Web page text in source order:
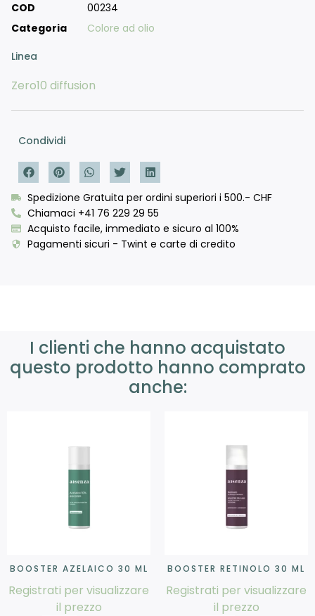
COD
00234
Categoria
Colore ad olio
Linea
Zero10 diffusion
Condividi
Spedizione Gratuita per ordini superiori i 500.- CHF
Chiamaci +41 76 229 29 55
Acquisto facile, immediato e sicuro al 100%
Pagamenti sicuri - Twint e carte di credito
I clienti che hanno acquistato
questo prodotto hanno comprato
anche:
BOOSTER AZELAICO 30 ML
Registrati per visualizzare
il prezzo
BOOSTER RETINOLO 30 ML
Registrati per visualizzare
il prezzo